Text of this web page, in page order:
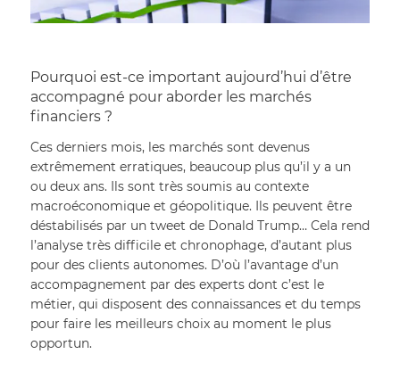
Pourquoi est-ce important aujourd’hui d’être
accompagné pour aborder les marchés
financiers ?
Ces derniers mois, les marchés sont devenus
extrêmement erratiques, beaucoup plus qu’il y a un
ou deux ans. Ils sont très soumis au contexte
macroéconomique et géopolitique. Ils peuvent être
déstabilisés par un tweet de Donald Trump… Cela rend
l’analyse très difficile et chronophage, d’autant plus
pour des clients autonomes. D’où l’avantage d’un
accompagnement par des experts dont c’est le
métier, qui disposent des connaissances et du temps
pour faire les meilleurs choix au moment le plus
opportun.